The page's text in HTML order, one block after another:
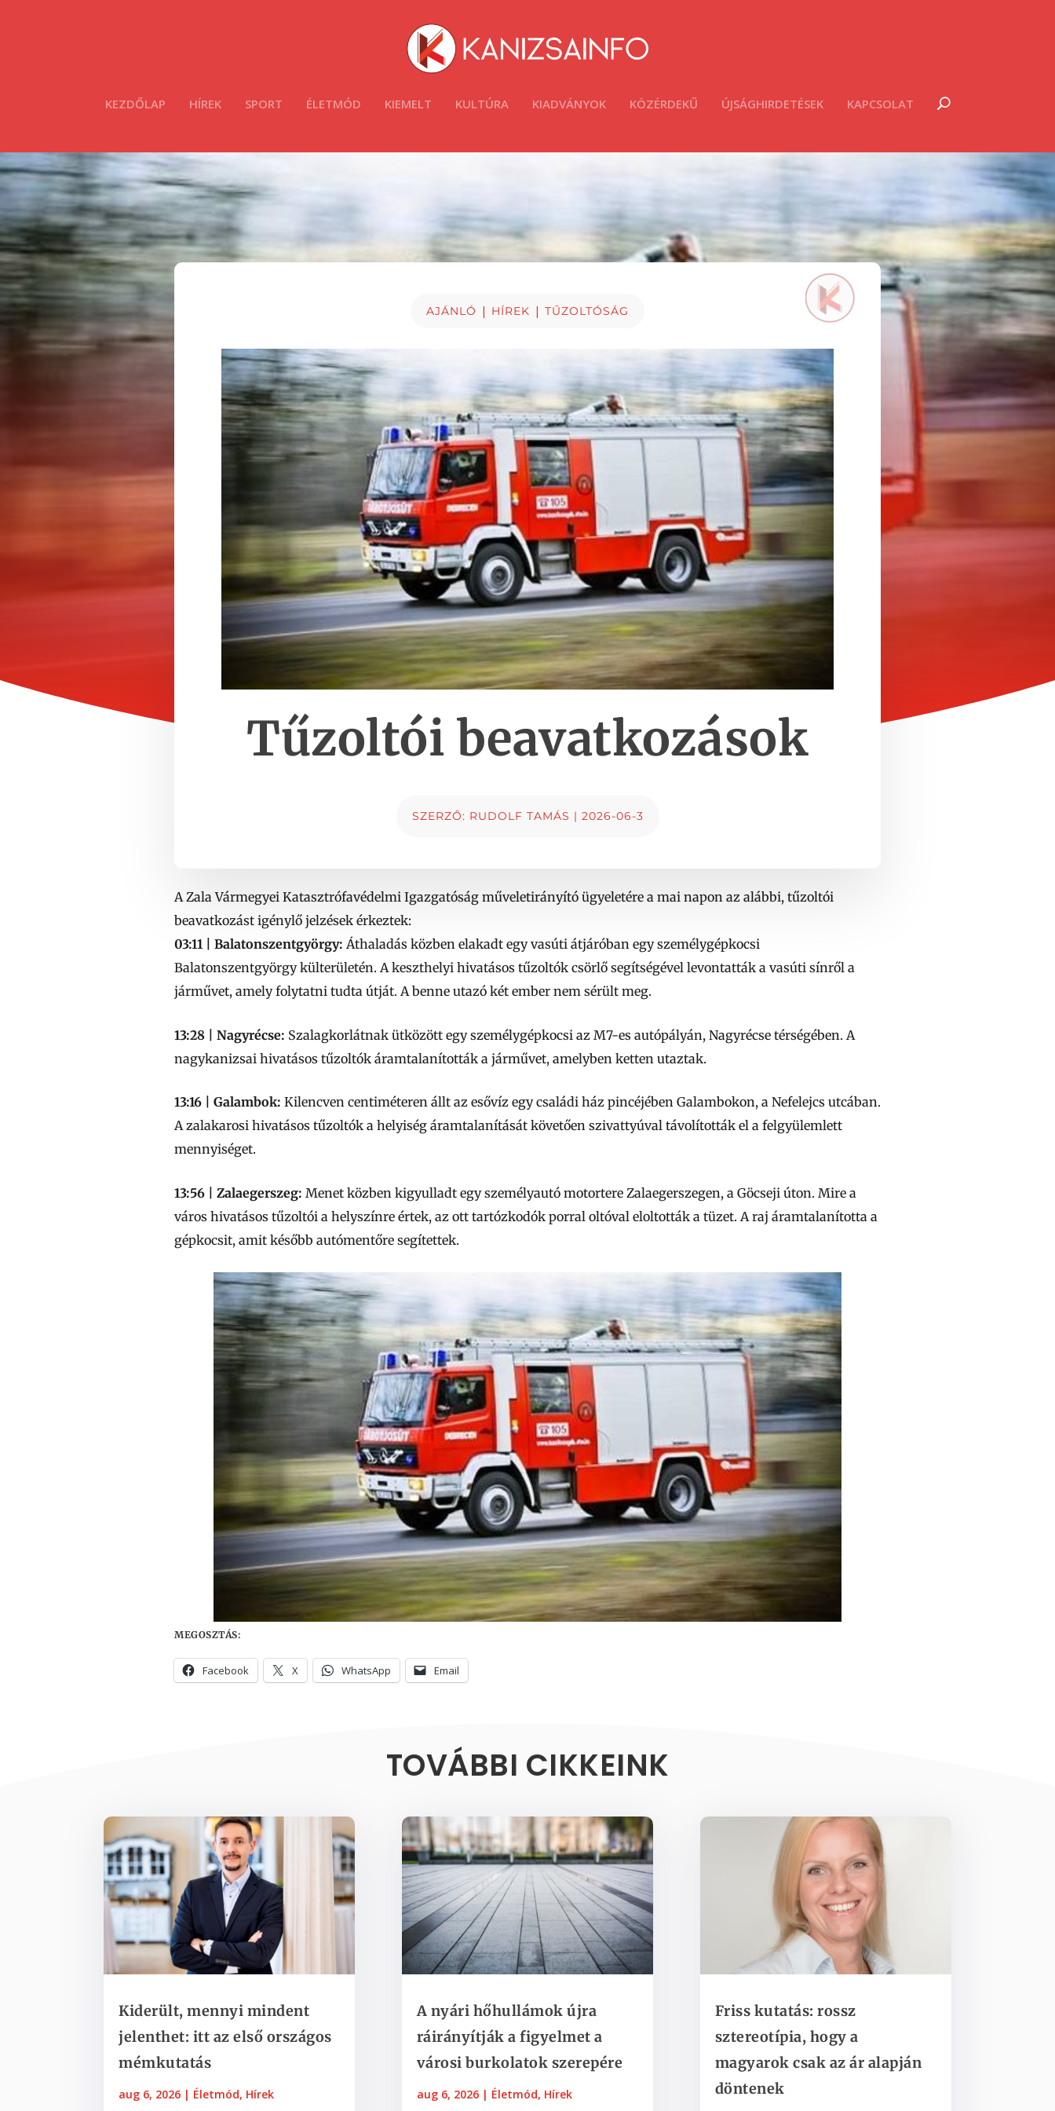
KEZDŐLAP HÍREK SPORT ÉLETMÓD KIEMELT KULTÚRA KIADVÁNYOK KÖZÉRDEKŰ ÚJSÁGHIRDETÉSEK KAPCSOLAT
AJÁNLÓ | HÍREK | TŰZOLTÓSÁG
Tűzoltói beavatkozások
SZERZŐ: RUDOLF TAMÁS | 2026-06-3
A Zala Vármegyei Katasztrófavédelmi Igazgatóság műveletirányító ügyeletére a mai napon az alábbi, tűzoltói
beavatkozást igénylő jelzések érkeztek:
03:11 | Balatonszentgyörgy: Áthaladás közben elakadt egy vasúti átjáróban egy személygépkocsi
Balatonszentgyörgy külterületén. A keszthelyi hivatásos tűzoltók csörlő segítségével levontatták a vasúti sínről a
járművet, amely folytatni tudta útját. A benne utazó két ember nem sérült meg.
13:28 | Nagyrécse: Szalagkorlátnak ütközött egy személygépkocsi az M7-es autópályán, Nagyrécse térségében. A
nagykanizsai hivatásos tűzoltók áramtalanították a járművet, amelyben ketten utaztak.
13:16 | Galambok: Kilencven centiméteren állt az esővíz egy családi ház pincéjében Galambokon, a Nefelejcs utcában.
A zalakarosi hivatásos tűzoltók a helyiség áramtalanítását követően szivattyúval távolították el a felgyülemlett
mennyiséget.
13:56 | Zalaegerszeg: Menet közben kigyulladt egy személyautó motortere Zalaegerszegen, a Göcseji úton. Mire a
város hivatásos tűzoltói a helyszínre értek, az ott tartózkodók porral oltóval eloltották a tüzet. A raj áramtalanította a
gépkocsit, amit később autómentőre segítettek.
MEGOSZTÁS:
Facebook X WhatsApp Email
TOVÁBBI CIKKEINK
Kiderült, mennyi mindent
jelenthet: itt az első országos
mémkutatás
aug 6, 2026 | Életmód, Hírek
A nyári hőhullámok újra
ráirányítják a figyelmet a
városi burkolatok szerepére
aug 6, 2026| Életmód, Hírek
Friss kutatás: rossz
sztereotípia, hogy a
magyarok csak az ár alapján
döntenek